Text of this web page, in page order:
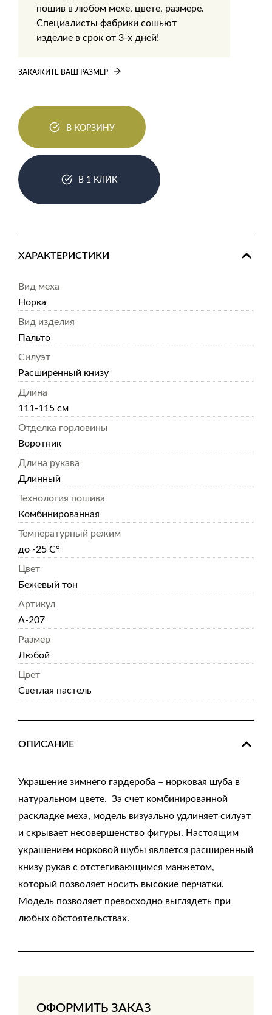
пошив в любом мехе, цвете, размере.
Специалисты фабрики сошьют
изделие в срок от 3-х дней!
ЗАКАЖИТЕ ВАШ РАЗМЕР
В КОРЗИНУ
В 1 КЛИК
ХАРАКТЕРИСТИКИ
Вид меха
Норка
Вид изделия
Пальто
Силуэт
Расширенный книзу
Длина
111-115 см
Отделка горловины
Воротник
Длина рукава
Длинный
Технология пошива
Комбинированная
Температурный режим
до -25 С°
Цвет
Бежевый тон
Артикул
А-207
Размер
Любой
Цвет
Светлая пастель
ОПИСАНИЕ
Украшение зимнего гардероба – норковая шуба в
натуральном цвете. За счет комбинированной
раскладке меха, модель визуально удлиняет силуэт
и скрывает несовершенство фигуры. Настоящим
украшением норковой шубы является расширенный
книзу рукав с отстегивающимся манжетом,
который позволяет носить высокие перчатки.
Модель позволяет превосходно выглядеть при
любых обстоятельствах.
ОФОРМИТЬ ЗАКАЗ